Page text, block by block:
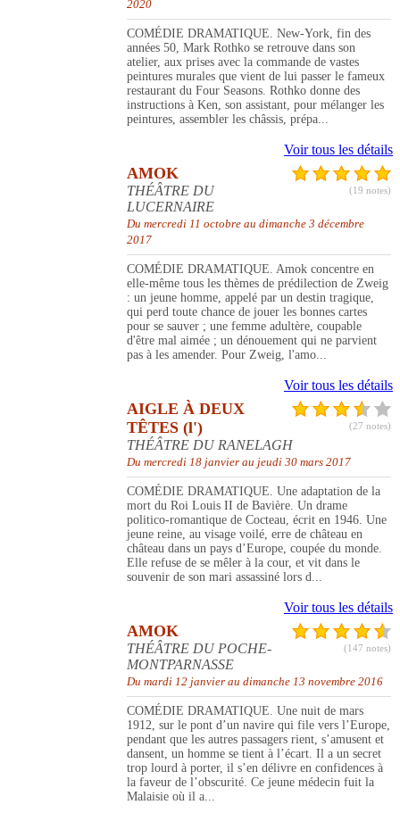
2020
COMÉDIE DRAMATIQUE. New-York, fin des
années 50, Mark Rothko se retrouve dans son
atelier, aux prises avec la commande de vastes
peintures murales que vient de lui passer le fameux
restaurant du Four Seasons. Rothko donne des
instructions à Ken, son assistant, pour mélanger les
peintures, assembler les châssis, prépa...
Voir tous les détails
(19 notes)
AMOK
THÉÂTRE DU
LUCERNAIRE
Du mercredi 11 octobre au dimanche 3 décembre
2017
COMÉDIE DRAMATIQUE. Amok concentre en
elle-même tous les thèmes de prédilection de Zweig
: un jeune homme, appelé par un destin tragique,
qui perd toute chance de jouer les bonnes cartes
pour se sauver ; une femme adultère, coupable
d'être mal aimée ; un dénouement qui ne parvient
pas à les amender. Pour Zweig, l'amo...
Voir tous les détails
(27 notes)
AIGLE À DEUX
TÊTES (l')
THÉÂTRE DU RANELAGH
Du mercredi 18 janvier au jeudi 30 mars 2017
COMÉDIE DRAMATIQUE. Une adaptation de la
mort du Roi Louis II de Bavière. Un drame
politico-romantique de Cocteau, écrit en 1946. Une
jeune reine, au visage voilé, erre de château en
château dans un pays d’Europe, coupée du monde.
Elle refuse de se mêler à la cour, et vit dans le
souvenir de son mari assassiné lors d...
Voir tous les détails
(147 notes)
AMOK
THÉÂTRE DU POCHE-
MONTPARNASSE
Du mardi 12 janvier au dimanche 13 novembre 2016
COMÉDIE DRAMATIQUE. Une nuit de mars
1912, sur le pont d’un navire qui file vers l’Europe,
pendant que les autres passagers rient, s’amusent et
dansent, un homme se tient à l’écart. Il a un secret
trop lourd à porter, il s’en délivre en confidences à
la faveur de l’obscurité. Ce jeune médecin fuit la
Malaisie où il a...